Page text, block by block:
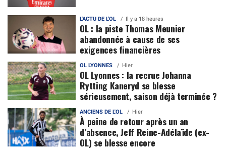
L'ACTU DE L'OL Il y a 18 heures
OL : la piste Thomas Meunier
abandonnée à cause de ses
exigences financières
OL LYONNES Hier
OL Lyonnes : la recrue Johanna
Rytting Kaneryd se blesse
sérieusement, saison déjà terminée ?
ANCIENS DE L'OL Hier
À peine de retour après un an
d’absence, Jeff Reine-Adélaïde (ex-
OL) se blesse encore